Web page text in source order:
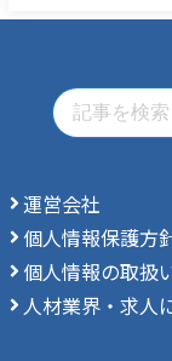
運営会社
個人情報保護方
個人情報の取扱
人材業界・求人